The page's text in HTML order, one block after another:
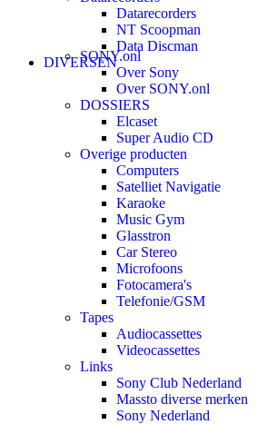
Datarecorders
NT Scoopman
Data Discman
DIVERSEN
SONY.onl
Over Sony
Over SONY.onl
DOSSIERS
Elcaset
Super Audio CD
Overige producten
Computers
Satelliet Navigatie
Karaoke
Music Gym
Glasstron
Car Stereo
Microfoons
Fotocamera's
Telefonie/GSM
Tapes
Audiocassettes
Videocassettes
Links
Sony Club Nederland
Massto diverse merken
Sony Nederland